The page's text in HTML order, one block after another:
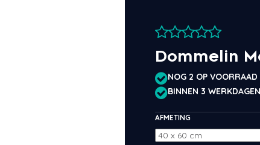
Dommelin
NOG 2 OP VOORRAAD
BINNEN 3
AFMETING